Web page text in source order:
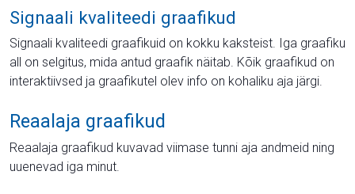
Signaali kvaliteedi graafikud
Signaali kvaliteedi graafikuid on kokku kaksteist. Iga graafiku
all on selgitus, mida antud graafik näitab. Kõik graafikud on
interaktiivsed ja graafikutel olev info on kohaliku aja järgi.
Reaalaja graafikud
Reaalaja graafikud kuvavad viimase tunni aja andmeid ning
uuenevad iga minut.